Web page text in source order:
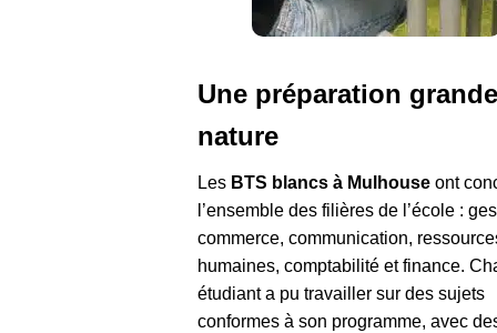
Une préparation
nature
Les BTS blancs à Mulhouse ont
l’ensemble des filières de l’école :
commerce, communication,
humaines, comptabilité et finance.
étudiant a pu travailler sur des sujets
conformes à son programme, avec